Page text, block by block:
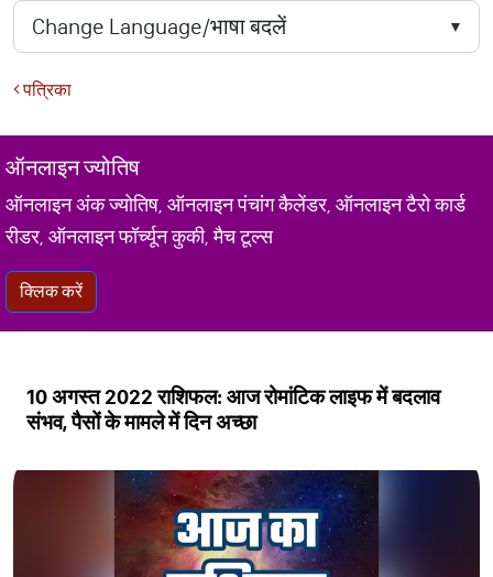
पत्रिका
ऑनलाइन ज्योतिष
ऑनलाइन अंक ज्योतिष, ऑनलाइन पंचांग कैलेंडर, ऑनलाइन टैरो कार्ड
रीडर, ऑनलाइन फॉर्च्यून कुकी, मैच टूल्स
क्लिक करें
10 अगस्त 2022 राशिफल: आज रोमांटिक लाइफ में बदलाव
संभव, पैसों के मामले में दिन अच्छा